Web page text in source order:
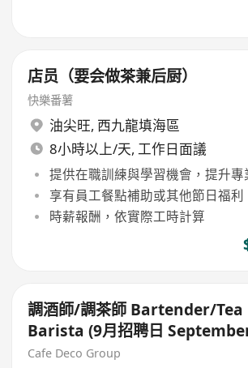
店员（要会做茶兼后厨）
快樂番薯
油尖旺, 西九龍填海區
8小時以上/天, 工作日面議
提供在職訓練與學習機會，提升專
享有員工餐點補助或其他節日福利
時薪報酬，依實際工時計算
調酒師/調茶師 Bartender/Tea
Barista (9月招聘日
Recruitment Day)
Cafe Deco Group